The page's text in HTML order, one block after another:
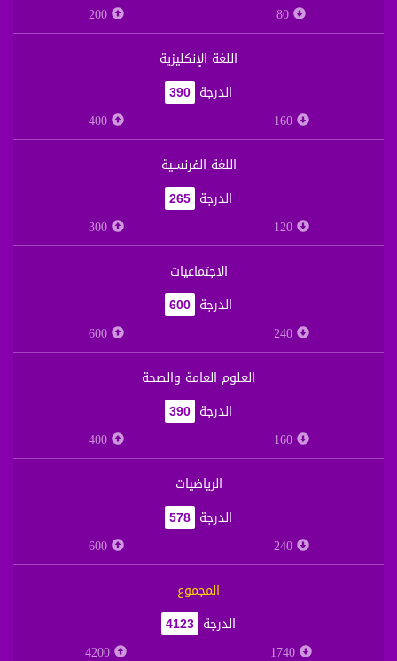
200
اللغة الإنكليزية
الدرجة
390
160
400
اللغة الفرنسية
الدرجة
265
120
300
الاجتماعيات
الدرجة
600
240
600
العلوم العامة والصحة
الدرجة
390
160
400
الرياضيات
الدرجة
578
240
600
المجموع
الدرجة
4123